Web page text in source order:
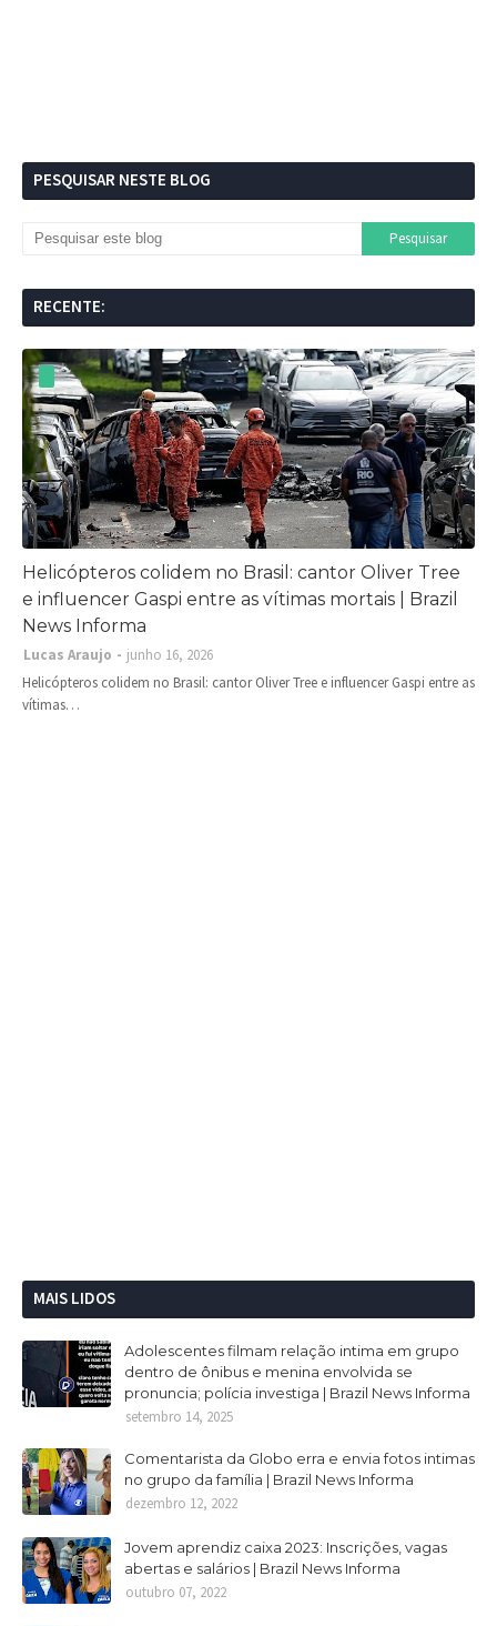
PESQUISAR NESTE BLOG
RECENTE:
Helicópteros colidem no Brasil: cantor Oliver Tree
e influencer Gaspi entre as vítimas mortais | Brazil
News Informa
Lucas Araujo
junho 16, 2026
Helicópteros colidem no Brasil: cantor Oliver Tree e influencer Gaspi entre as
vítimas…
MAIS LIDOS
Adolescentes filmam relação intima em grupo
dentro de ônibus e menina envolvida se
pronuncia; polícia investiga | Brazil News Informa
setembro 14, 2025
Comentarista da Globo erra e envia fotos intimas
no grupo da família | Brazil News Informa
dezembro 12, 2022
Jovem aprendiz caixa 2023: Inscrições, vagas
abertas e salários | Brazil News Informa
outubro 07, 2022